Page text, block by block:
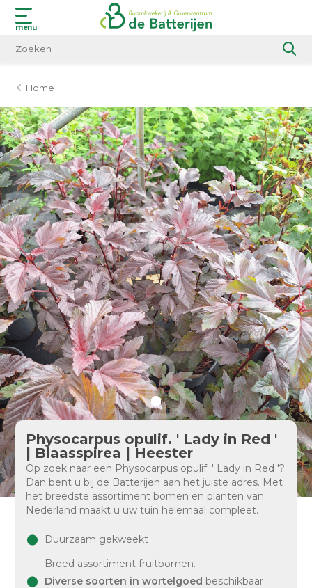
menu
Home
Physocarpus opulif. ' Lady in Red '
| Blaasspirea | Heester
Op zoek naar een Physocarpus opulif. ' Lady in Red '?
Dan bent u bij de Batterijen aan het juiste adres. Met
het breedste assortiment bomen en planten van
Nederland maakt u uw tuin helemaal compleet.
Duurzaam gekweekt
Breed assortiment fruitbomen.
Diverse soorten in wortelgoed beschikbaar